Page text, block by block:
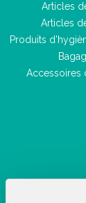
Articles
Articles
Produits
Accessoires